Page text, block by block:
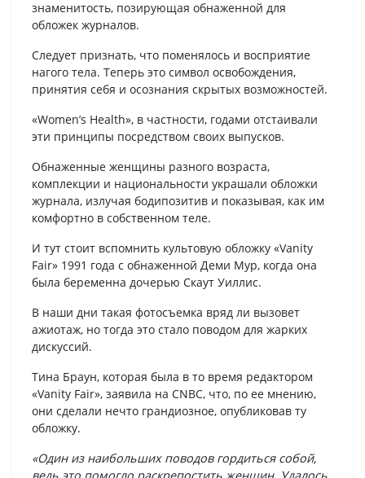
знаменитость, позирующая обнаженной для
обложек журналов.
Следует признать, что поменялось и восприятие
нагого тела. Теперь это символ освобождения,
принятия себя и осознания скрытых возможностей.
«Women’s Health», в частности, годами отстаивали
эти принципы посредством своих выпусков.
Обнаженные женщины разного возраста,
комплекции и национальности украшали обложки
журнала, излучая бодипозитив и показывая, как им
комфортно в собственном теле.
И тут стоит вспомнить культовую обложку «Vanity
Fair» 1991 года с обнаженной Деми Мур, когда она
была беременна дочерью Скаут Уиллис.
В наши дни такая фотосъемка вряд ли вызовет
ажиотаж, но тогда это стало поводом для жарких
дискуссий.
Тина Браун, которая была в то время редактором
«Vanity Fair», заявила на CNBC, что, по ее мнению,
они сделали нечто грандиозное, опубликовав ту
обложку.
«Один из наибольших поводов гордиться собой,